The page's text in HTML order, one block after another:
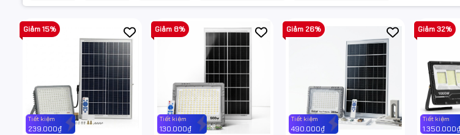
Tiết kiệm
239.000₫
Giảm 15%
Tiết kiệm
130.000₫
Giảm 8%
Tiết kiệm
490.000₫
Giảm 26%
Tiết kiệm
1.350.000₫
Giảm 32%